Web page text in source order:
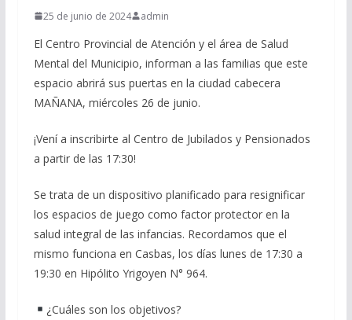
25 de junio de 2024 admin
El Centro Provincial de Atención y el área de Salud
Mental del Municipio, informan a las familias que este
espacio abrirá sus puertas en la ciudad cabecera
MAÑANA, miércoles 26 de junio.
¡Vení a inscribirte al Centro de Jubilados y Pensionados
a partir de las 17:30!
Se trata de un dispositivo planificado para resignificar
los espacios de juego como factor protector en la
salud integral de las infancias. Recordamos que el
mismo funciona en Casbas, los días lunes de 17:30 a
19:30 en Hipólito Yrigoyen N° 964.
¿Cuáles son los objetivos?